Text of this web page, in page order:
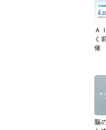
Ａ
く
催
脳